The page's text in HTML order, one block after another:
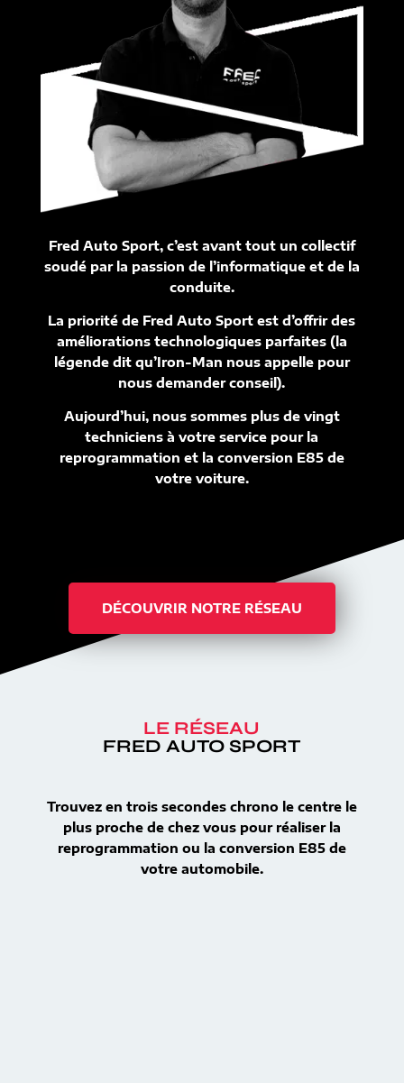
Fred Auto Sport, c’est avant tout un collectif
soudé par la passion de l’informatique et de la
conduite.
La priorité de Fred Auto Sport est d’offrir des
améliorations technologiques parfaites (la
légende dit qu’Iron-Man nous appelle pour
nous demander conseil).
Aujourd’hui, nous sommes plus de vingt
techniciens à votre service pour la
reprogrammation et la conversion E85 de
votre voiture.
DÉCOUVRIR NOTRE RÉSEAU
LE RÉSEAU
FRED AUTO SPORT
Trouvez en trois secondes chrono le centre le
plus proche de chez vous pour réaliser la
reprogrammation ou la conversion E85 de
votre automobile.